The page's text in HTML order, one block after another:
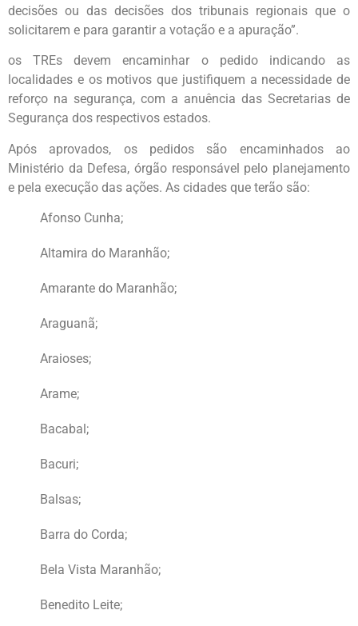
decisões ou das decisões dos tribunais regionais que o
solicitarem e para garantir a votação e a apuração”.
os TREs devem encaminhar o pedido indicando as
localidades e os motivos que justifiquem a necessidade de
reforço na segurança, com a anuência das Secretarias de
Segurança dos respectivos estados.
Após aprovados, os pedidos são encaminhados ao
Ministério da Defesa, órgão responsável pelo planejamento
e pela execução das ações. As cidades que terão são:
Afonso Cunha;
Altamira do Maranhão;
Amarante do Maranhão;
Araguanã;
Araioses;
Arame;
Bacabal;
Bacuri;
Balsas;
Barra do Corda;
Bela Vista Maranhão;
Benedito Leite;